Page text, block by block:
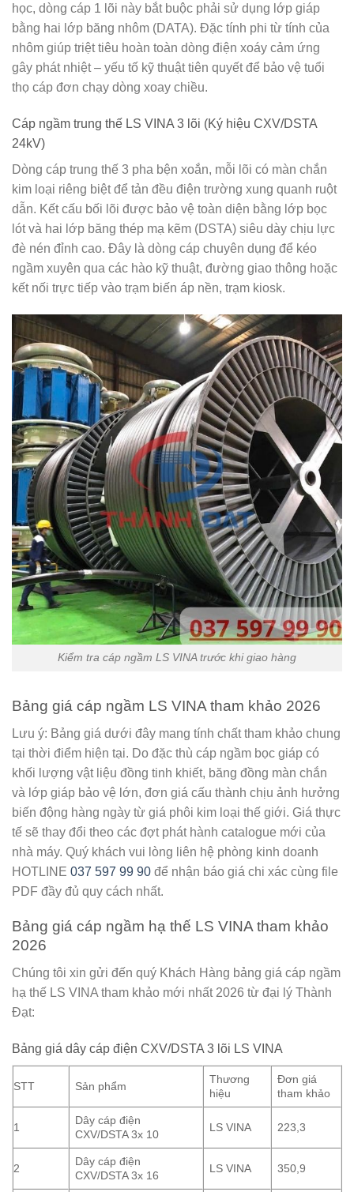
học, dòng cáp 1 lõi này bắt buộc phải sử dụng lớp giáp
bằng hai lớp băng nhôm (DATA). Đặc tính phi từ tính của
nhôm giúp triệt tiêu hoàn toàn dòng điện xoáy cảm ứng
gây phát nhiệt – yếu tố kỹ thuật tiên quyết để bảo vệ tuổi
thọ cáp đơn chạy dòng xoay chiều.
Cáp ngầm trung thế LS VINA 3 lõi (Ký hiệu CXV/DSTA
24kV)
Dòng cáp trung thế 3 pha bện xoắn, mỗi lõi có màn chắn
kim loại riêng biệt để tản đều điện trường xung quanh ruột
dẫn. Kết cấu bối lõi được bảo vệ toàn diện bằng lớp bọc
lót và hai lớp băng thép mạ kẽm (DSTA) siêu dày chịu lực
đè nén đỉnh cao. Đây là dòng cáp chuyên dụng để kéo
ngầm xuyên qua các hào kỹ thuật, đường giao thông hoặc
kết nối trực tiếp vào trạm biến áp nền, trạm kiosk.
Kiểm tra cáp ngầm LS VINA trước khi giao hàng
Bảng giá cáp ngầm LS VINA tham khảo 2026
Lưu ý: Bảng giá dưới đây mang tính chất tham khảo chung
tại thời điểm hiện tại. Do đặc thù cáp ngầm bọc giáp có
khối lượng vật liệu đồng tinh khiết, băng đồng màn chắn
và lớp giáp bảo vệ lớn, đơn giá cấu thành chịu ảnh hưởng
biến động hàng ngày từ giá phôi kim loại thế giới. Giá thực
tế sẽ thay đổi theo các đợt phát hành catalogue mới của
nhà máy. Quý khách vui lòng liên hệ phòng kinh doanh
HOTLINE 037 597 99 90 để nhận báo giá chi xác cùng file
PDF đầy đủ quy cách nhất.
Bảng giá cáp ngầm hạ thế LS VINA tham khảo
2026
Chúng tôi xin gửi đến quý Khách Hàng bảng giá cáp ngầm
hạ thế LS VINA tham khảo mới nhất 2026 từ đại lý Thành
Đạt:
Bảng giá dây cáp điện CXV/DSTA 3 lõi LS VINA
STT Sản phẩm
Thương
hiệu
Đơn giá
tham khảo
1
Dây cáp điện
CXV/DSTA 3x 10
LS VINA 223,3
2
Dây cáp điện
CXV/DSTA 3x 16
LS VINA 350,9